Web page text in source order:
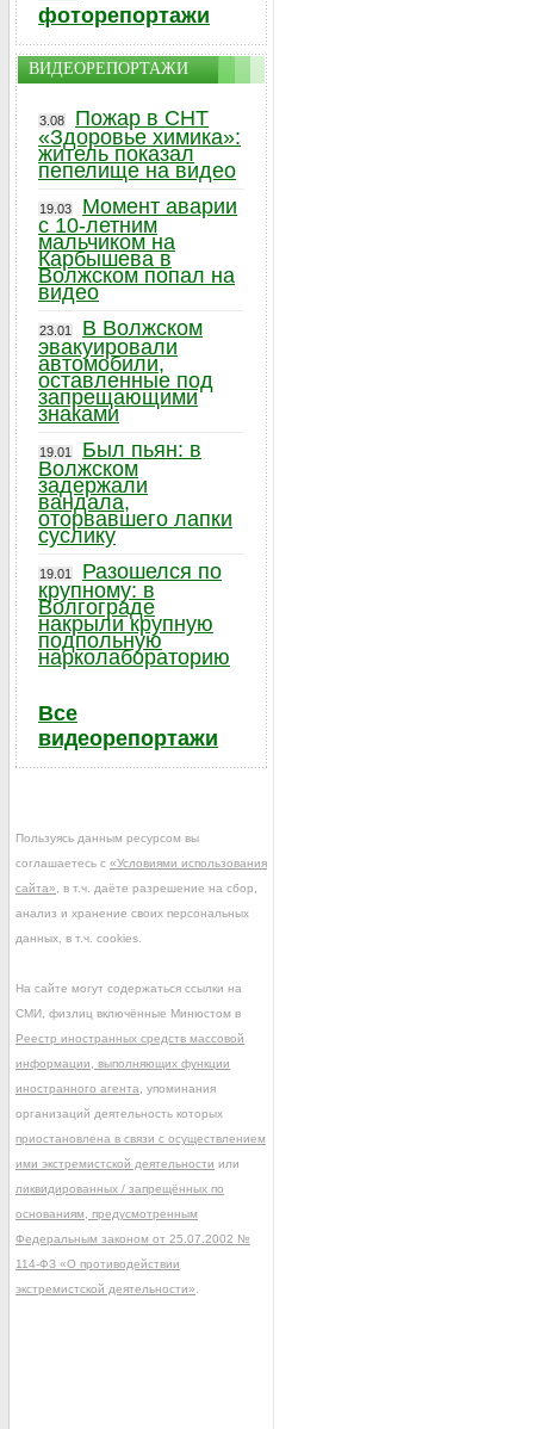
фоторепортажи
ВИДЕОРЕПОРТАЖИ
3.08
Пожар в СНТ
«Здоровье химика»:
житель показал
пепелище на видео
19.03
Момент аварии
с 10-летним
мальчиком на
Карбышева в
Волжском попал на
видео
23.01
В Волжском
эвакуировали
автомобили,
оставленные под
запрещающими
знаками
19.01
Был пьян: в
Волжском
задержали
вандала,
оторвавшего лапки
суслику
19.01
Разошелся по
крупному: в
Волгограде
накрыли крупную
подпольную
нарколабораторию
Все
видеорепортажи
Пользуясь данным ресурсом вы
соглашаетесь с «Условиями использования
сайта» , в т.ч. даёте разрешение на сбор,
анализ и хранение своих персональных
данных, в т.ч. cookies.
На сайте могут содержаться ссылки на
СМИ, физлиц включённые Минюстом в
Реестр иностранных средств массовой
информации, выполняющих функции
иностранного агента , упоминания
организаций деятельность которых
приостановлена в связи с осуществлением
ими экстремистской деятельности или
ликвидированных / запрещённых по
основаниям, предусмотренным
Федеральным законом от 25.07.2002 №
114-ФЗ «О противодействии
экстремистской деятельности»